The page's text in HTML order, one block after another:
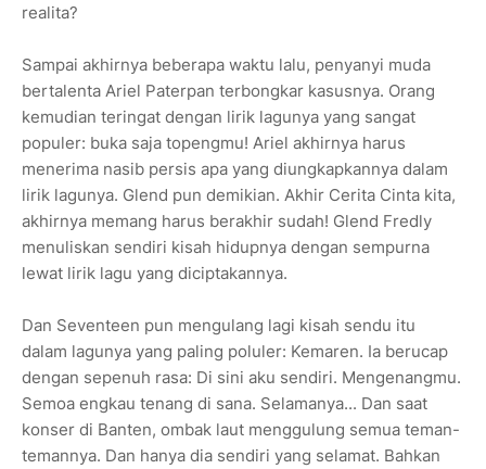
realita?
Sampai akhirnya beberapa waktu lalu, penyanyi muda
bertalenta Ariel Paterpan terbongkar kasusnya. Orang
kemudian teringat dengan lirik lagunya yang sangat
populer: buka saja topengmu! Ariel akhirnya harus
menerima nasib persis apa yang diungkapkannya dalam
lirik lagunya. Glend pun demikian. Akhir Cerita Cinta kita,
akhirnya memang harus berakhir sudah! Glend Fredly
menuliskan sendiri kisah hidupnya dengan sempurna
lewat lirik lagu yang diciptakannya.
Dan Seventeen pun mengulang lagi kisah sendu itu
dalam lagunya yang paling poluler: Kemaren. Ia berucap
dengan sepenuh rasa: Di sini aku sendiri. Mengenangmu.
Semoa engkau tenang di sana. Selamanya... Dan saat
konser di Banten, ombak laut menggulung semua teman-
temannya. Dan hanya dia sendiri yang selamat. Bahkan